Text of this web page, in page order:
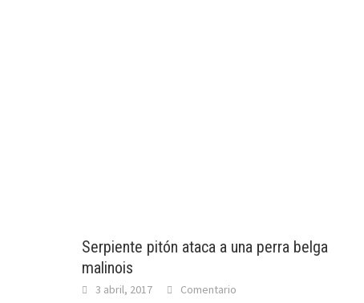
Serpiente pitón ataca a una perra belga
malinois
3 abril, 2017 Comentario